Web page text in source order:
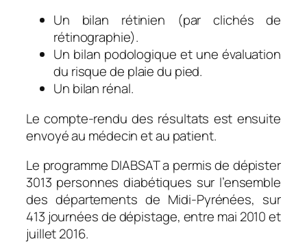
Un bilan rétinien (par clichés de
rétinographie).
Un bilan podologique et une évaluation
du risque de plaie du pied.
Un bilan rénal.
Le compte-rendu des résultats est ensuite
envoyé au médecin et au patient.
Le programme DIABSAT a permis de dépister
3013 personnes diabétiques sur l’ensemble
des départements de Midi-Pyrénées, sur
413 journées de dépistage, entre mai 2010 et
juillet 2016.